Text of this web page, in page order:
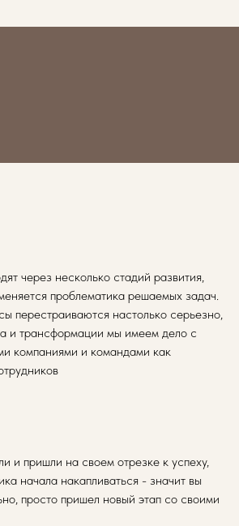
через несколько стадий развития,
проблематика решаемых задач.
перестраиваются настолько серьезно,
и трансформации мы имеем дело с
компаниями и командами как
и пришли на своем отрезке к успеху,
начала накапливаться - значит вы
просто пришел новый этап со своими